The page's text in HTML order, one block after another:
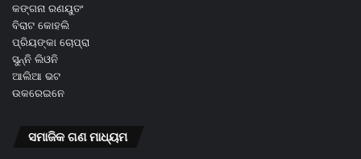
କଙ୍ଗନା ରଣୟୁତଂ
ବିରାଟ କୋହଲି
ପ୍ରିୟଙ୍କା ଚୋପ୍ରା
ସୁନ୍ନି ଲିଓନି
ଆଲିଆ ଭଟ
ଉକରେଇନେ
ସମାଜିକ ଗଣ ମାଧ୍ୟମ